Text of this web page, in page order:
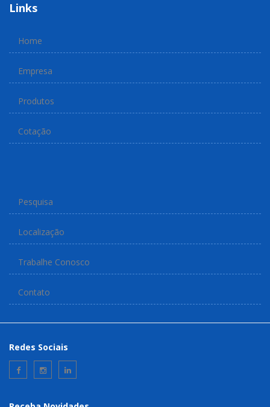
Links
Home
Empresa
Produtos
Cotação
Pesquisa
Localização
Trabalhe Conosco
Contato
Redes Sociais